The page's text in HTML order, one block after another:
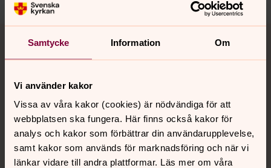
Samtycke Information Om
Vi använder kakor
Vissa av våra kakor (cookies) är nödvändiga för att
webbplatsen ska fungera. Här finns också kakor för
analys och kakor som förbättrar din användarupplevelse,
samt kakor som används för marknadsföring och när vi
länkar vidare till andra plattformar. Läs mer om våra
Tillbaka till toppen
Tillbaka till innehållet
Kontakt
Kalender